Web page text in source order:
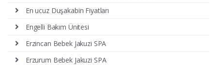
En ucuz Duşakabin Fiyatları
Engelli Bakım Ünitesi
Erzincan Bebek Jakuzi SPA
Erzurum Bebek Jakuzi SPA